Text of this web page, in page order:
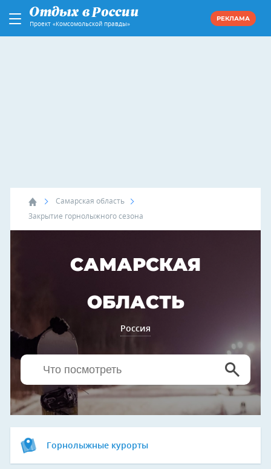
Проект «Комсомольской правды»
РЕКЛАМА
Самарская область
Закрытие горнолыжного сезона
САМАРСКАЯ
ОБЛАСТЬ
Россия
Горнолыжные курорты